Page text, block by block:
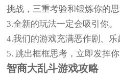
挑战，三重考验和锻炼你的思
3.全新的玩法一定会吸引你。
4.我们的游戏充满恶作剧、乐
5. 跳出框框思考，立即发挥你
智商大乱斗游戏攻略